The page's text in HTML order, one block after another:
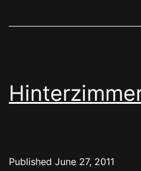
Published June 27, 2011